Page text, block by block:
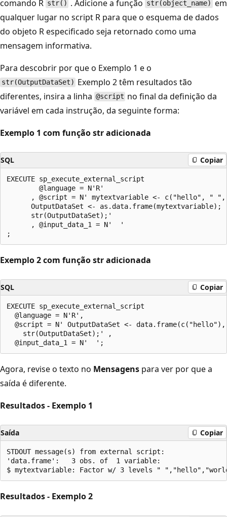
comando R str() . Adicione a função str(object_name) em
qualquer lugar no script R para que o esquema de dados
do objeto R especificado seja retornado como uma
mensagem informativa.
Para descobrir por que o Exemplo 1 e o
str(OutputDataSet) Exemplo 2 têm resultados tão
diferentes, insira a linha @script no final da definição da
variável em cada instrução, da seguinte forma:
Exemplo 1 com função str adicionada
SQL Copiar
EXECUTE sp_execute_external_script
        @language = N'R'
, @script = N' mytextvariable <- c("hello", "
      OutputDataSet <- as.data.frame(mytextvariable);
      str(OutputDataSet);'
      , @input_data_1 = N'  '
Exemplo 2 com função str adicionada
SQL Copiar
EXECUTE sp_execute_external_script
  @language = N'R',
@script = N' OutputDataSet <-
    str(OutputDataSet);' ,
Agora, revise o texto no Mensagens para ver por que a
saída é diferente.
Resultados - Exemplo 1
Saída Copiar
STDOUT message(s) from external script:
'data.frame':	3 obs. of  1 variable:
Resultados - Exemplo 2